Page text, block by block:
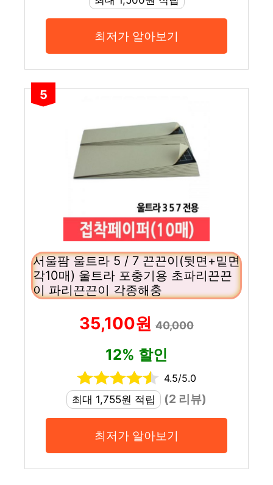
최저가 알아보기
5
서울팜 울트라 5 / 7 끈끈이(뒷면+밑면
각10매) 울트라 포충기용 초파리끈끈
이 파리끈끈이 각종해충
35,100원 40,000
12% 할인
4.5/5.0
최대 1,755원 적립
(2 리뷰)
최저가 알아보기